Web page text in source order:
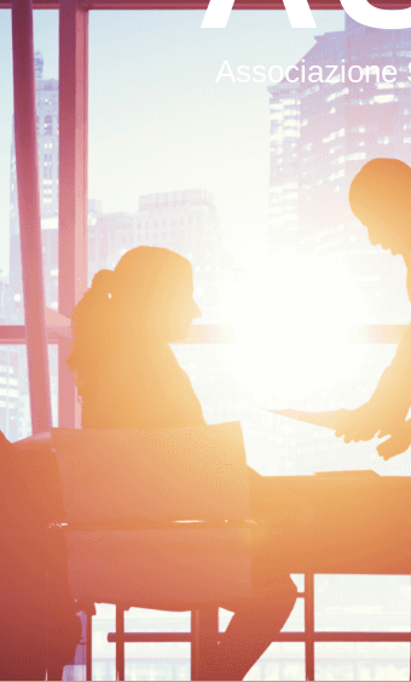
Associazione